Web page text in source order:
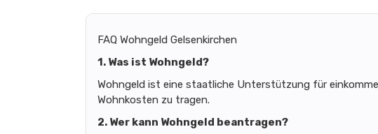
FAQ Wohngeld Gelsenkirchen
1. Was ist Wohngeld?
Wohngeld ist eine staatliche Unterstützung für
Wohnkosten zu tragen.
2. Wer kann Wohngeld beantragen?